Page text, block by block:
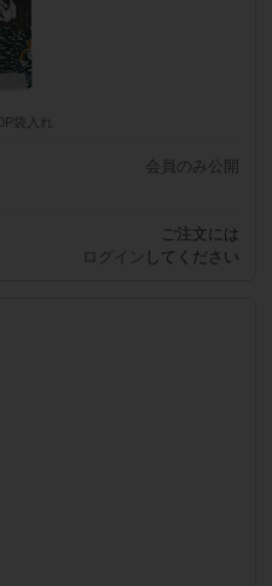
袋入れ
会員のみ公開
ご注文には
ログイン してください